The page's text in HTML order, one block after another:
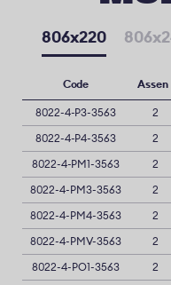
806x220
Code Assen
8022-4-P3-3563 2
8022-4-P4-3563
2
8022-4-PM1-3563
2
8022-4-PM3-3563
2
8022-4-PM4-3563
2
8022-4-PMV-3563
2
8022-4-PO1-3563
2